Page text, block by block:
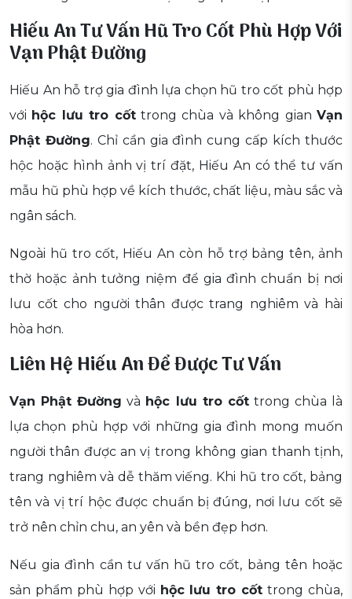
Hiếu An Tư Vấn Hũ Tro Cốt Phù Hợp Với
Vạn Phật Đường
Hiếu An hỗ trợ gia đình lựa chọn hũ tro cốt phù hợp
với hộc lưu tro cốttrong chùa và không gianVạn
Phật Đường. Chỉ cần gia đình cung cấp kích thước
hộc hoặc hình ảnh vị trí đặt, Hiếu An có thể tư vấn
mẫu hũ phù hợp về kích thước, chất liệu, màu sắc và
ngân sách.
Ngoài hũ tro cốt, Hiếu An còn hỗ trợ bảng tên, ảnh
thờ hoặc ảnh tưởng niệm để gia đình chuẩn bị nơi
lưu cốt cho người thân được trang nghiêm và hài
hòa hơn.
Liên Hệ Hiếu An Để Được Tư Vấn
Vạn Phật Đường và hộc lưu tro cốttrong chùa là
lựa chọn phù hợp với những gia đình mong muốn
người thân được an vị trong không gian thanh tịnh,
trang nghiêm và dễ thăm viếng. Khi hũ tro cốt, bảng
tên và vị trí hộc được chuẩn bị đúng, nơi lưu cốt sẽ
trở nên chỉn chu, an yên và bền đẹp hơn.
Nếu gia đình cần tư vấn hũ tro cốt, bảng tên hoặc
sản phẩm phù hợp với hộc lưu tro cốt trong chùa,